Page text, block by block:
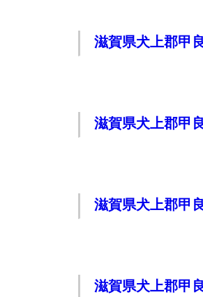
滋賀県犬上郡甲
滋賀県犬上郡甲
滋賀県犬上郡甲
滋賀県犬上郡甲